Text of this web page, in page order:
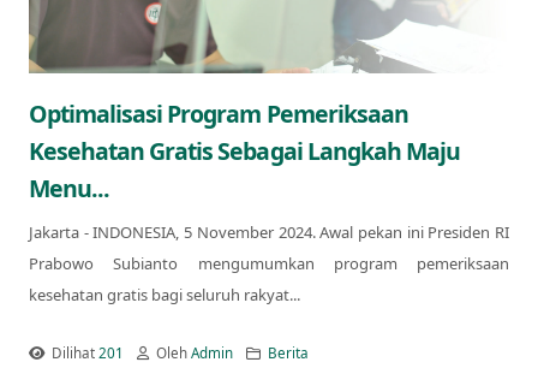
Optimalisasi Program Pemeriksaan
Kesehatan Gratis Sebagai Langkah Maju
Menu...
Jakarta - INDONESIA, 5 November 2024. Awal pekan ini Presiden RI
Prabowo Subianto mengumumkan program pemeriksaan
kesehatan gratis bagi seluruh rakyat...
Dilihat201 OlehAdmin Berita